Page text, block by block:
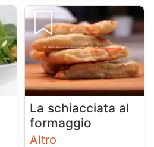
La schiacciata al
formaggio
Altro